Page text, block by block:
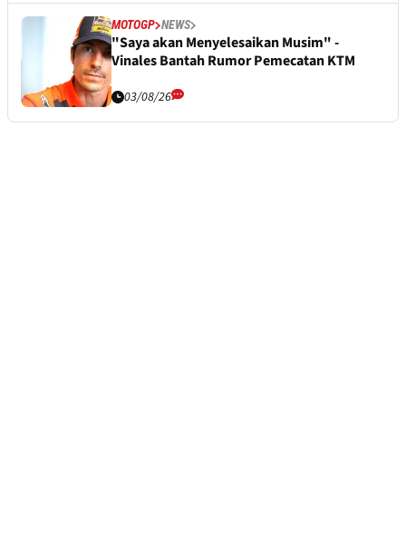
MOTOGP NEWS
"Saya akan Menyelesaikan Musim" -
Vinales Bantah Rumor Pemecatan KTM
03/08/26